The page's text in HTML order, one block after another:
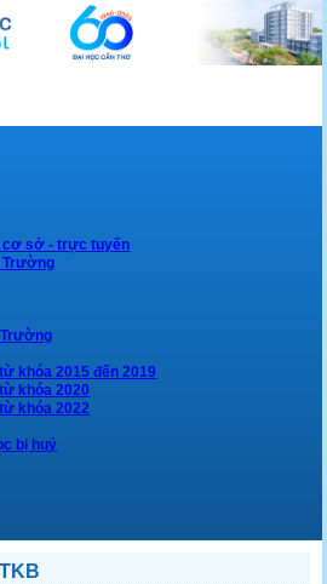
cơ sở - trực tuyến
Trường
Trường
khóa 2015 đến 2019
khóa 2020
khóa 2022
bị huỷ